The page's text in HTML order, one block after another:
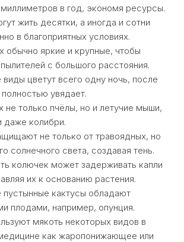
в год, экономя ресурсы.
жить десятки, а иногда и сотни
в благоприятных условиях.
обычно яркие и крупные, чтобы
с большого расстояния.
цветут всего одну ночь, после
полностью увядает.
не только пчёлы, но и летучие мыши,
даже колибри.
не только от травоядных, но
солнечного света, создавая тень.
колючек может задерживать капли
их к основанию растения.
кактусы обладают
плодами, например, опунция.
мякоть некоторых видов в
как жаропонижающее или